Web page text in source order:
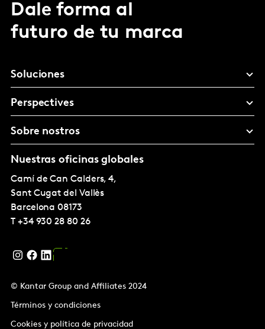
Dale forma al
futuro de tu marca
Soluciones
Perspectives
Sobre nostros
Nuestras oficinas globales
Camí de Can Calders, 4,
Sant Cugat del Vallès
Barcelona 08173
T +34 930 28 80 26
© Kantar Group and Affiliates 2024
Términos y condiciones
Cookies y política de privacidad